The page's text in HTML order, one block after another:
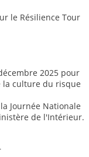
le Résilience Tour
2025 pour
la culture du risque
Journée Nationale
de l'Intérieur.